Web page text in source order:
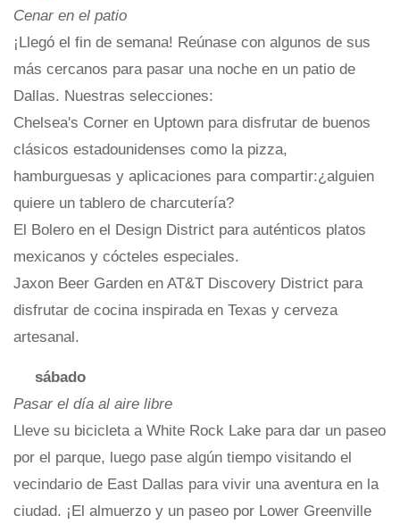
Cenar en el patio
¡Llegó el fin de semana! Reúnase con algunos de sus
más cercanos para pasar una noche en un patio de
Dallas. Nuestras selecciones:
Chelsea's Corner en Uptown para disfrutar de buenos
clásicos estadounidenses como la pizza,
hamburguesas y aplicaciones para compartir:¿alguien
quiere un tablero de charcutería?
El Bolero en el Design District para auténticos platos
mexicanos y cócteles especiales.
Jaxon Beer Garden en AT&T Discovery District para
disfrutar de cocina inspirada en Texas y cerveza
artesanal.
sábado
Pasar el día al aire libre
Lleve su bicicleta a White Rock Lake para dar un paseo
por el parque, luego pase algún tiempo visitando el
vecindario de East Dallas para vivir una aventura en la
ciudad. ¡El almuerzo y un paseo por Lower Greenville